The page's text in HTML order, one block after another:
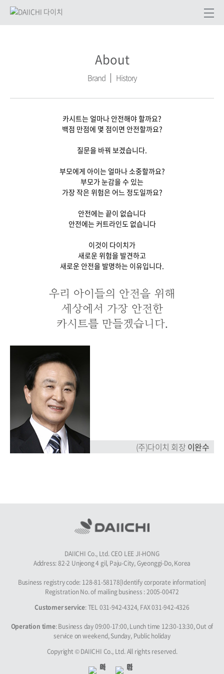
About
Brand History
카시트는 얼마나 안전해야 할까요?
백점 만점에 몇 점이면 안전할까요?
질문을 바꿔 보겠습니다.
부모에게 아이는 얼마나 소중할까요?
부모가 눈감을 수 있는
가장 작은 위험은 어느 정도일까요?
안전에는 끝이 없습니다
안전에는 커트라인도 없습니다
이것이 다이치가
새로운 위험을 발견하고
새로운 안전을 발명하는 이유입니다.
우리 아이들의 안전을 위해
세상에서 가장 안전한
(주)다이치 회장 이완수
DAIICHI Co., Ltd. CEO LEE JI-HONG
Address: 82-2 Unjeong 4 gil, Paju-City, Gyeonggi-Do, Korea
Business registry code: 128-81-58178[Identify corporate information]
Registration No. of mailing business : 2005-00472
Customer service: TEL 031-942-4324, FAX 031-942-4326
Operation time: Business day 09:00-17:00, Lunch time 12:30-13:30, Out of
service on weekend, Sunday, Public holiday
Copyright © DAIICHI Co., Ltd. All rights reserved.